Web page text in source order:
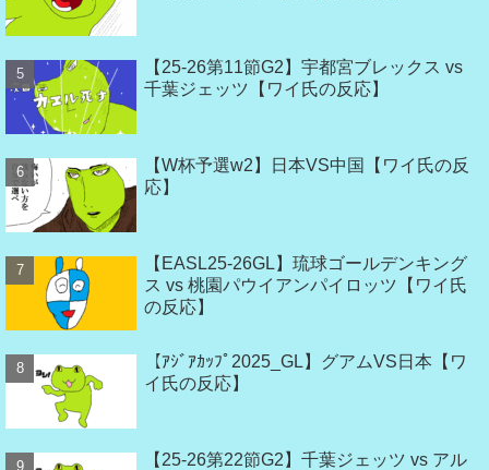
【25-26第11節G2】宇都宮ブレックス vs
千葉ジェッツ【ワイ氏の反応】
【W杯予選w2】日本VS中国【ワイ氏の反
応】
【EASL25-26GL】琉球ゴールデンキング
ス vs 桃園パウイアンパイロッツ【ワイ氏
の反応】
【ｱｼﾞｱｶｯﾌﾟ2025_GL】グアムVS日本【ワ
イ氏の反応】
【25-26第22節G2】千葉ジェッツ vs アル